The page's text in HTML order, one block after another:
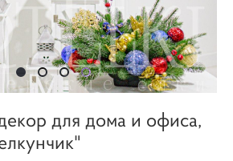
для дома и офиса,